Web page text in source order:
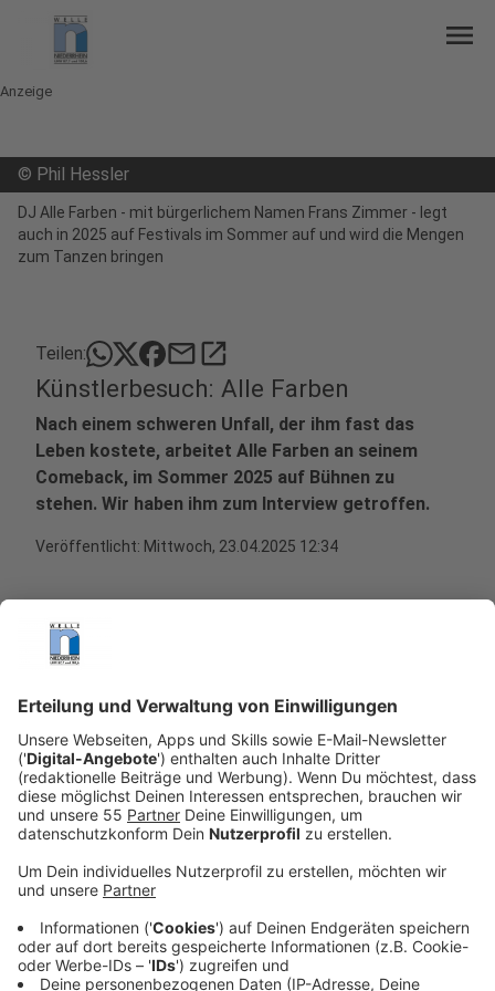
menu
Anzeige
© Phil Hessler
DJ Alle Farben - mit bürgerlichem Namen Frans Zimmer - legt
auch in 2025 auf Festivals im Sommer auf und wird die Mengen
zum Tanzen bringen
Teilen: mailopen_in_new
Künstlerbesuch: Alle Farben
Nach einem schweren Unfall, der ihm fast das
Leben kostete, arbeitet Alle Farben an seinem
Comeback, im Sommer 2025 auf Bühnen zu
stehen. Wir haben ihm zum Interview getroffen.
Veröffentlicht: Mittwoch, 23.04.2025 12:34
Leben. Der 39-Jährige befindet sich nach seinem
schweren Unfall in der Reha, aber definitiv auf dem
Wege der Besserung. Viel wollen Kevin Zimmer und
Frans Zimmer, wie Alle Farben bürgerlich heißt, nicht
darüber sprechen. Viel lieber reden sie über seine neue
Single "Flowers".
Anzeige